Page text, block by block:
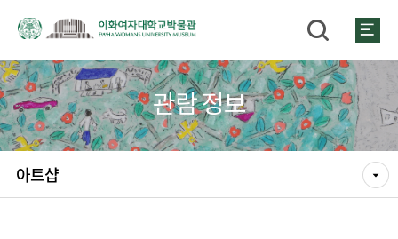
관람 정보
아트샵